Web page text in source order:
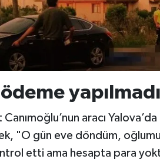
aracı
"O gün eve döndüm, oğlumu
etti ama hesapta para